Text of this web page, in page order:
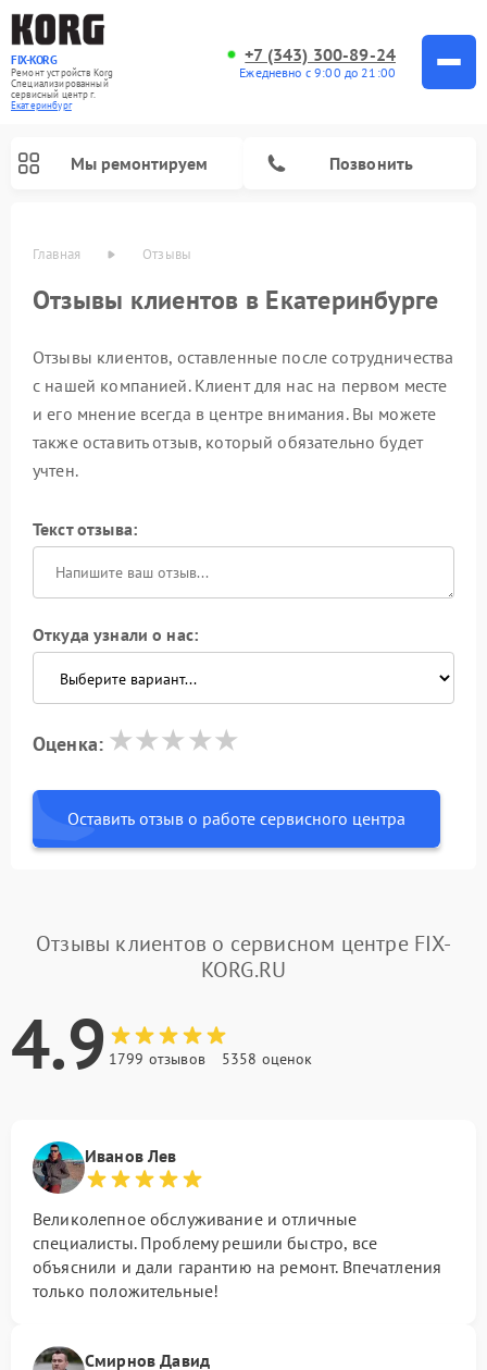
FIX-KORG
Ремонт устройств Korg
Специализированный
cервисный центр г.
Екатеринбург
+7 (343) 300-89-24
Ежедневно с 9:00 до 21:00
Мы ремонтируем Позвонить
Главная Отзывы
Отзывы клиентов в Екатеринбурге
Отзывы клиентов, оставленные после сотрудничества
с нашей компанией. Клиент для нас на первом месте
и его мнение всегда в центре внимания. Вы можете
также оставить отзыв, который обязательно будет
учтен.
Текст отзыва:
Откуда узнали о нас:
Оценка:
Оставить отзыв о работе сервисного центра
Отзывы клиентов о сервисном центре FIX-
KORG.RU
4.9 1799 отзывов 5358 оценок
Иванов Лев
Великолепное обслуживание и отличные
специалисты. Проблему решили быстро, все
объяснили и дали гарантию на ремонт. Впечатления
только положительные!
Смирнов Давид